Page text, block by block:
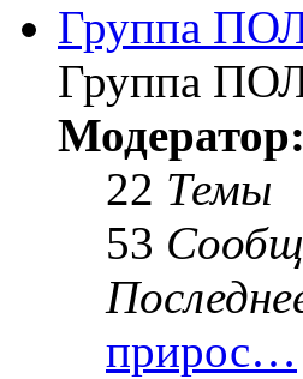
Группа
Группа
Модератор:
22 Темы
53
прирос…